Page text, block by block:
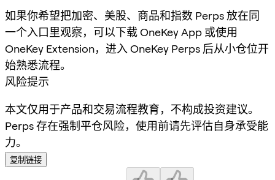
如果你希望把加密、美股、商品和指数 Perps 放在同
一个入口里观察，可以下载 OneKey App 或使用
OneKey Extension，进入 OneKey Perps 后从小仓位开
始熟悉流程。
风险提示
本文仅用于产品和交易流程教育，不构成投资建议。
Perps 存在强制平仓风险，使用前请先评估自身承受能
力。
复制链接